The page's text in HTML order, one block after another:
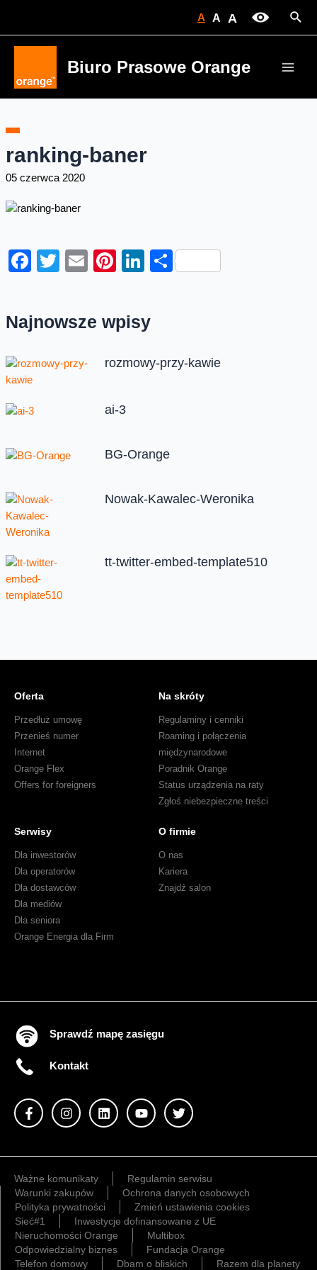
A A A
Biuro Prasowe Orange
ranking-baner
05 czerwca 2020
Facebook
Twitter
EmailPinterest
LinkedIn
Share
Najnowsze wpisy
rozmowy-przy-kawie
ai-3
BG-Orange
Nowak-Kawalec-Weronika
tt-twitter-embed-template510
Oferta
Przedłuż umowę
Przenieś numer
Internet
Orange Flex
Offers for foreigners
Na skróty
Regulaminy i cenniki
Roaming i połączenia
międzynarodowe
Poradnik Orange
Status urządzenia na raty
Zgłoś niebezpieczne treści
Serwisy
Dla inwestorów
Dla operatorów
Dla dostawców
Dla mediów
Dla seniora
Orange Energia dla Firm
O firmie
O nas
Kariera
Znajdź salon
Sprawdź mapę zasięgu
Kontakt
Ważne komunikaty
Regulamin serwisu
Warunki zakupów
Ochrona danych osobowych
Polityka prywatności
Zmień ustawienia cookies
Sieć#1
Inwestycje dofinansowane z UE
Nieruchomości Orange
Multibox
Odpowiedzialny biznes
Fundacja Orange
Telefon domowy
Dbam o bliskich Razem dla planety